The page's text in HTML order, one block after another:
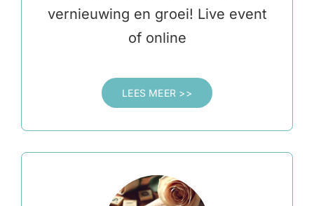
vernieuwing en groei! Live event
of online
LEES MEER >>